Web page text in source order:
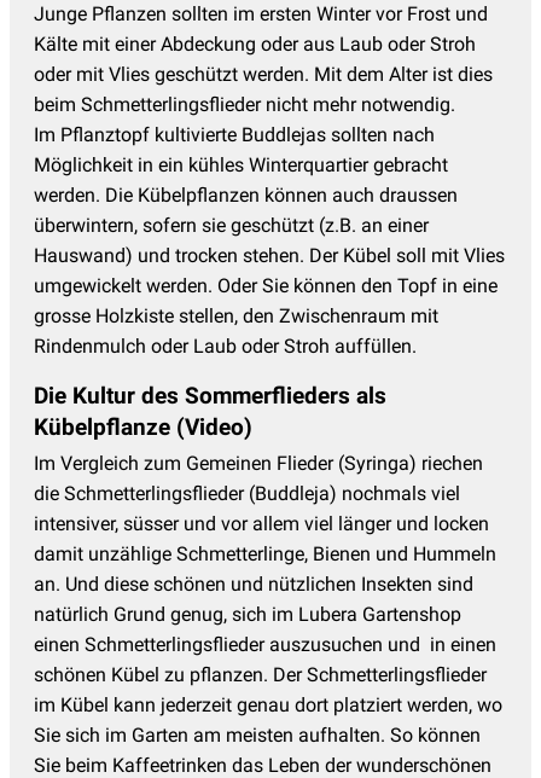
Junge Pflanzen sollten im ersten Winter vor Frost und
Kälte mit einer Abdeckung oder aus Laub oder Stroh
oder mit Vlies geschützt werden. Mit dem Alter ist dies
beim Schmetterlingsflieder nicht mehr notwendig.
Im Pflanztopf kultivierte Buddlejas sollten nach
Möglichkeit in ein kühles Winterquartier gebracht
werden. Die Kübelpflanzen können auch draussen
überwintern, sofern sie geschützt (z.B. an einer
Hauswand) und trocken stehen. Der Kübel soll mit Vlies
umgewickelt werden. Oder Sie können den Topf in eine
grosse Holzkiste stellen, den Zwischenraum mit
Rindenmulch oder Laub oder Stroh auffüllen.
Die Kultur des Sommerflieders als
Kübelpflanze (Video)
Im Vergleich zum Gemeinen Flieder (Syringa) riechen
die Schmetterlingsflieder (Buddleja) nochmals viel
intensiver, süsser und vor allem viel länger und locken
damit unzählige Schmetterlinge, Bienen und Hummeln
an. Und diese schönen und nützlichen Insekten sind
natürlich Grund genug, sich im Lubera Gartenshop
einen Schmetterlingsflieder auszusuchen und in einen
schönen Kübel zu pflanzen. Der Schmetterlingsflieder
im Kübel kann jederzeit genau dort platziert werden, wo
Sie sich im Garten am meisten aufhalten. So können
Sie beim Kaffeetrinken das Leben der wunderschönen